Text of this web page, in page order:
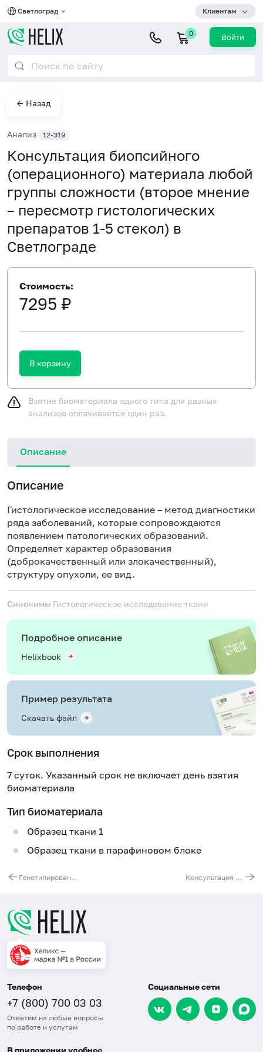
Светлоград Клиентам
0 Войти
← Назад
Анализ 12-319
Консультация биопсийного
(операционного) материала любой
группы сложности (второе мнение
– пересмотр гистологических
препаратов 1-5 стекол) в
Светлограде
Стоимость:
7295 ₽
В корзину
Взятие биоматериала одного типа для разных
анализов оплачивается один раз.
Описание
Описание
Гистологическое исследование – метод диагностики
ряда заболеваний, которые сопровождаются
появлением патологических образований.
Определяет характер образования
(доброкачественный или злокачественный),
структуру опухоли, ее вид.
Синонимы Гистологическое исследование ткани
Подробное описание
Helixbook
Пример результата
Скачать файл
Срок выполнения
7 суток. Указанный срок не включает день взятия
биоматериала
Тип биоматериала
Образец ткани 1
Образец ткани в парафиновом блоке
Генотипирование микросателлитной нестабильности в биопсийном материала (MSI) Консультация биопсийного (операционного) материала любой группы сложности (второе мнение – пересмотр гистологических препаратов 6-10 стекол)
Телефон
+7 (800) 700 03 03
Ответим на любые вопросы
по работе и услугам
Социальные сети
В приложении удобнее